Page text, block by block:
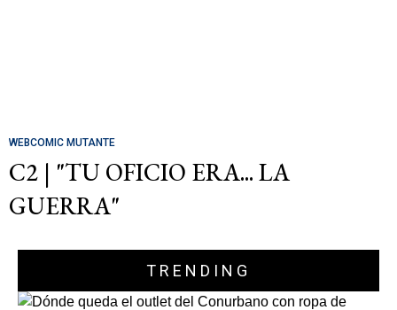
WEBCOMIC MUTANTE
C2 | "TU OFICIO ERA... LA
GUERRA"
TRENDING